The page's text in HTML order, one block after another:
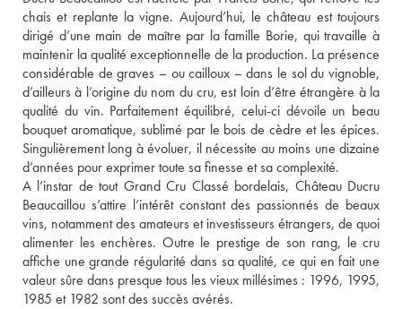
chais et replante la vigne. Aujourd’hui, le château est toujours
dirigé d’une main de maître par la famille Borie, qui travaille à
maintenir la qualité exceptionnelle de la production. La présence
considérable de graves – ou cailloux – dans le sol du vignoble,
d’ailleurs à l’origine du nom du cru, est loin d’être étrangère à la
qualité du vin. Parfaitement équilibré, celui-ci dévoile un beau
bouquet aromatique, sublimé par le bois de cèdre et les épices.
Singulièrement long à évoluer, il nécessite au moins une dizaine
d’années pour exprimer toute sa finesse et sa complexité.
A l’instar de tout Grand Cru Classé bordelais, Château Ducru
Beaucaillou s’attire l’intérêt constant des passionnés de beaux
vins, notamment des amateurs et investisseurs étrangers, de quoi
alimenter les enchères. Outre le prestige de son rang, le cru
affiche une grande régularité dans sa qualité, ce qui en fait une
valeur sûre dans presque tous les vieux millésimes : 1996, 1995,
1985 et 1982 sont des succès avérés.